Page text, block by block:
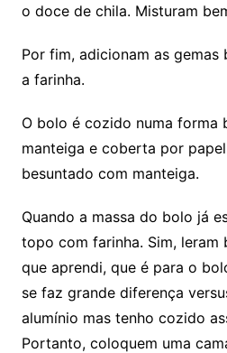
o doce de chila. Misturam
Por fim, adicionam as
a farinha.
O bolo é cozido numa forma
manteiga e coberta por
besuntado com manteiga.
Quando a massa do bolo já
topo com farinha. Sim, leram
que aprendi, que é para o
se faz grande diferença
alumínio mas tenho cozido
Portanto, coloquem uma